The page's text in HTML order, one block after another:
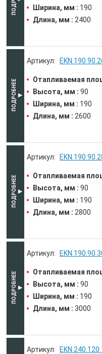
Ширина, мм : 190
Длина, мм : 2400
Отапливаемая
Высота, мм : 90
Ширина, мм : 190
Длина, мм : 2600
Отапливаемая
Высота, мм : 90
Ширина, мм : 190
Длина, мм : 2800
Отапливаемая
Высота, мм : 90
Ширина, мм : 190
Длина, мм : 3000